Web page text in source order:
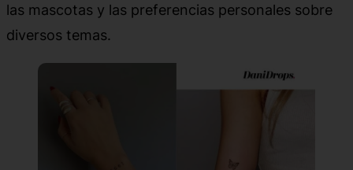
las mascotas y las preferencias personales sobre
diversos temas.